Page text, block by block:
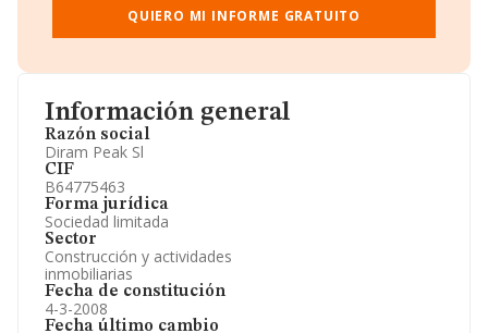
Información general
Razón social
Diram Peak Sl
CIF
B64775463
Forma jurídica
Sociedad limitada
Sector
Construcción y actividades
inmobiliarias
Fecha de constitución
4-3-2008
Fecha último cambio
Directivos y Ejecutivos.
Accionistas.
Participaciones y Vinculaciones en otras empresas.
Información oficial y registral complementaria.
QUIERO MI INFORME GRATUITO